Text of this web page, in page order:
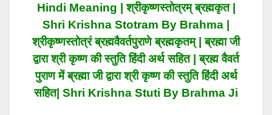
Hindi Meaning | श्रीकृष्णस्तोत्रम् ब्रह्मकृत |
Shri Krishna Stotram By Brahma |
श्रीकृष्णस्तोत्रं ब्रह्मवैवर्तपुराणे ब्रह्मकृतम् | ब्रह्मा जी
द्वारा श्री कृष्ण की स्तुति हिंदी अर्थ सहित | ब्रह्म वैवर्त
पुराण में ब्रह्मा जी द्वारा श्री कृष्ण की स्तुति हिंदी अर्थ
सहित| Shri Krishna Stuti By Brahma Ji